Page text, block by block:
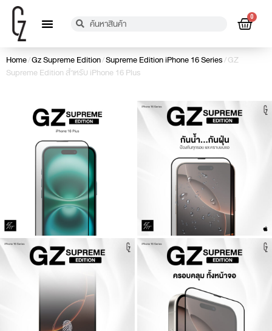
0
Home/Gz Supreme Edition/Supreme Edition iPhone 16 Series/ GZ
Supreme Edition สำหรับ iPhone 16 Plus